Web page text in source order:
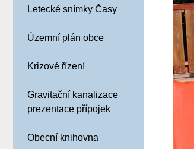
Letecké snímky Časy
Územní plán obce
Krizové řízení
Gravitační kanalizace
prezentace přípojek
Obecní knihovna